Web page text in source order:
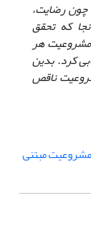
چون رضایت،
که تحقق
مشروعیت هر
کرد. بدین
ناقص
مشروعیت مبتنی